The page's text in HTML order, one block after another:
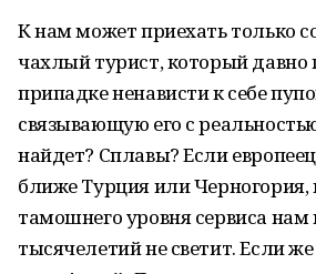
К нам может приехать только
чахлый турист, который давно
припадке ненависти к себе
связывающую его с
найдет? Сплавы? Если
ближе Турция или
тамошнего уровня сервиса нам
тысячелетий не светит. Если